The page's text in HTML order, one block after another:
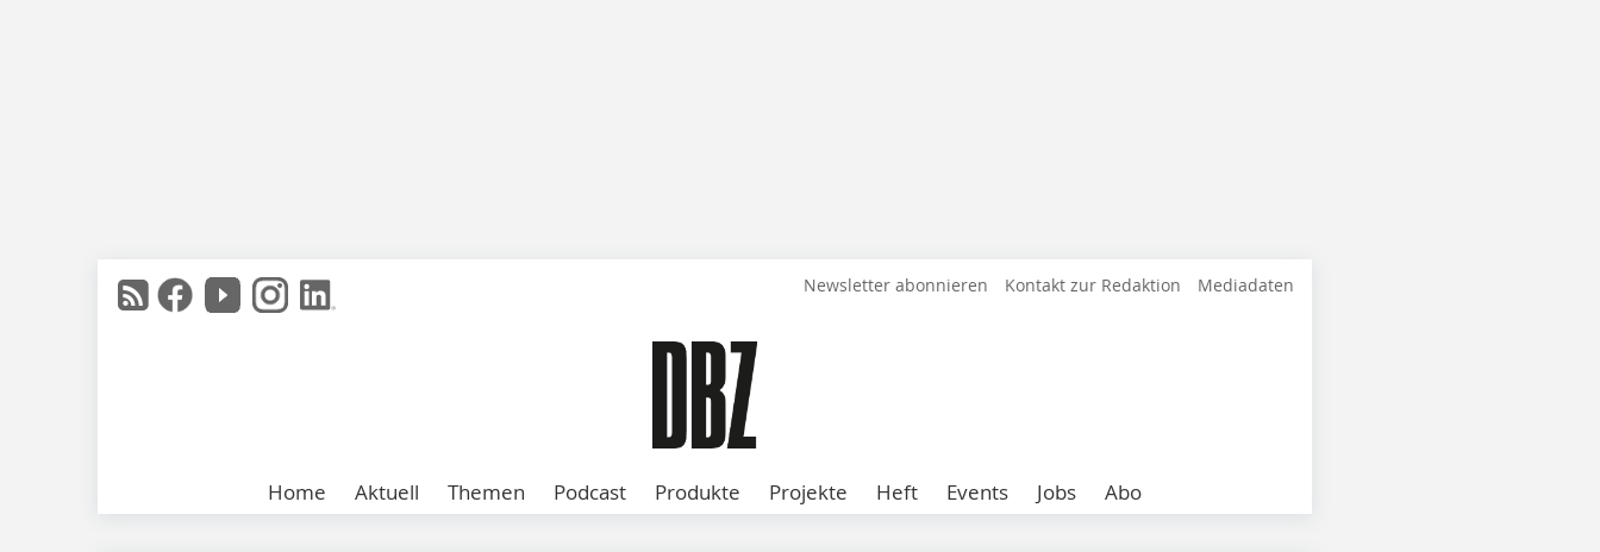
Newsletter abonnieren Kontakt zur Redaktion Mediadaten
Home Aktuell Themen Podcast Produkte Projekte Heft Events Jobs Abo